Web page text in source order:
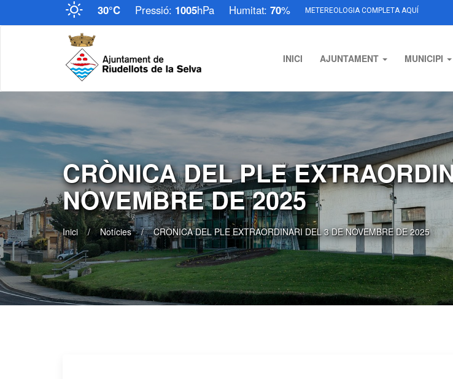
30°C Pressió: 1005hPa Humitat: 70% METEREOLOGIA COMPLETA AQUÍ
INICI AJUNTAMENT MUNICIPI
CRÒNICA DEL PLE
NOVEMBRE DE 2025
Inici Notícies CRÒNICA DEL PLE EXTRAORDINARI DEL 3 DE NOVEMBRE DE 2025